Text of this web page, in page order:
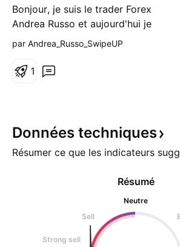
Bonjour, je suis le trader Forex
Andrea Russo et aujourd'hui je
veux vous parler d'une
découvert sur SEKMXN. Après
COURTE sur le croisement
SEKMXN au niveau de 2,0465.
Ma stratégie comprend un
par Andrea_Russo_SwipeUP
1
Données techniques
Résumer ce que les indicateurs
Résumé
Neutre
Sell
Strong sell